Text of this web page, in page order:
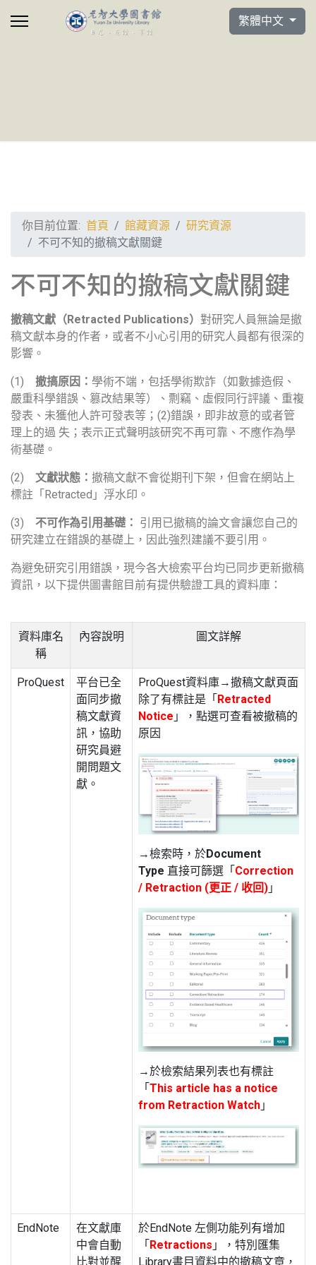
選擇你的語言
繁體中文
你目前位置: 首頁 館藏資源
研究資源
不可不知的撤稿文獻關鍵
不可不知的撤稿文獻關鍵
撤稿文獻（Retracted Publications） 對研究人員無論是撤
稿文獻本身的作者，或者不小心引用的研究人員都有很深的
影響。
(1) 撤搞原因： 學術不端，包括學術欺詐（如數據造假、
嚴重科學錯誤、篡改結果等）、剽竊、虛假同行評議、重複
發表、未獲他人許可發表等；(2)錯誤，即非故意的或者管
理上的過 失；表示正式聲明該研究不再可靠、不應作為學
術基礎。
(2) 文獻狀態： 撤稿文獻不會從期刊下架，但會在網站上
標註「Retracted」浮水印。
(3) 不可作為引用基礎： 引用已撤稿的論文會讓您自己的
研究建立在錯誤的基礎上，因此強烈建議不要引用。
為避免研究引用錯誤，現今各大檢索平台均已同步更新撤稿
資訊，以下提供圖書館目前有提供驗證工具的資料庫：
資料庫名
稱
內容說明 圖文詳解
ProQuest
平台已全
面同步撤
稿文獻資
訊，協助
研究員避
開問題文
獻。
ProQuest資料庫→撤稿文獻頁面
除了有標註是「Retracted
Notice 」，點選可查看被撤稿的
原因
→檢索時，於Document
Type 直接可篩選「 Correction
/ Retraction (更正 / 收回) 」
→於檢索結果列表也有標註
「This article has a notice
from Retraction Watch 」
EndNote
在文獻庫
中會自動
比對並醒
於EndNote 左側功能列有增加
「Retractions 」，特別匯集
Library書目資料中的撤稿文章，